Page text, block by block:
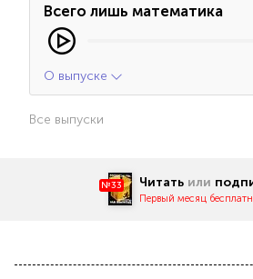
Всего лишь математика
О выпуске
Все выпуски
№33 Читать или
Первый месяц